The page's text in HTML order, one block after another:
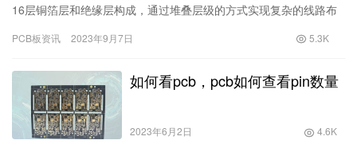
16层铜箔层和绝缘层构成，通过堆叠层级的方式实现复杂的线路布
PCB板资讯 2023年9月7日 5.3K
如何看pcb，pcb如何查看pin数量
2023年6月2日 4.6K